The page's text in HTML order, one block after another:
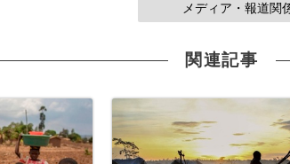
メディア・報道関
関連記事